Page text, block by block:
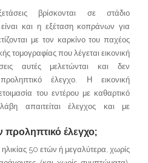
βρίσκονται σε στάδιο
και η εξέταση κοπράνων για
με τον καρκίνο του παχέος
τομογραφίας που λέγεται εικονική
αυτές μελετώνται και δεν
έλεγχο. Η εικονική
του εντέρου με καθαρτικό
απαιτείται έλεγχος και με
προληπτικό έλεγχο;
50 ετών ή μεγαλύτερα, χωρίς